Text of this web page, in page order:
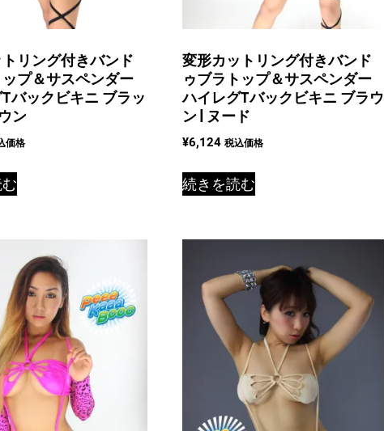
リング付きバンド
プ＆サスペンダー
バックビキニ ブラッ
ン
価格
変形カットリング付きバンド
ゥブラトップ＆サスペンダー
ハイレグTバックビキニ ブラウ
ン | ヌード
¥6,124 税込価格
続きを読む